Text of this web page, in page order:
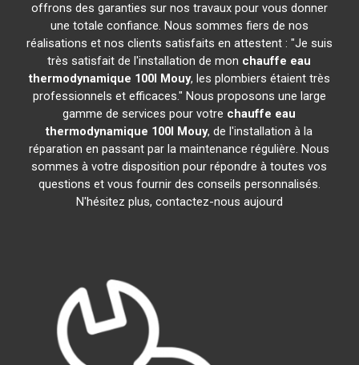
offrons des garanties sur nos travaux pour vous donner
une totale confiance. Nous sommes fiers de nos
réalisations et nos clients satisfaits en attestent : "Je suis
très satisfait de l'installation de mon chauffe eau
thermodynamique 100l Mouy, les plombiers étaient très
professionnels et efficaces." Nous proposons une large
gamme de services pour votre chauffe eau
thermodynamique 100l Mouy, de l'installation à la
réparation en passant par la maintenance régulière. Nous
sommes à votre disposition pour répondre à toutes vos
questions et vous fournir des conseils personnalisés.
N'hésitez plus, contactez-nous aujourd